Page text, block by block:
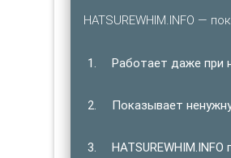
HATSUREWHIM.INFO —
Работает даже при
Показывает